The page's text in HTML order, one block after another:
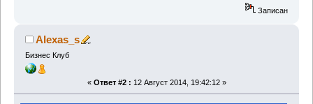
Записан
Alexas_s
Бизнес Клуб
« Ответ #2 : 12 Август 2014, 19:42:12 »